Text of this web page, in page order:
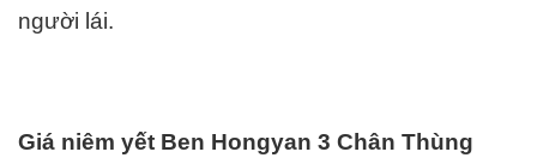
người lái.
Giá niêm yết Ben Hongyan 3 Chân Thùng